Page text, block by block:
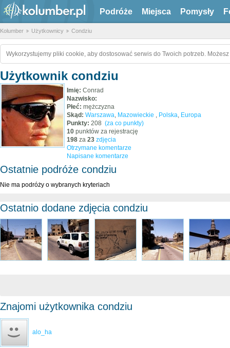
Podróże Miejsca Pomysły
Kolumber Użytkownicy Condziu
Wykorzystujemy pliki cookie, aby dostosować serwis do Twoich potrzeb.
Użytkownik condziu
Imię: Conrad
Nazwisko:
Płeć: mężczyzna
Skąd: Warszawa, Mazowieckie , Polska, Europa
Punkty: 208 (za co punkty)
10 punktów za rejestrację
198 za 23 zdjęcia
Otrzymane komentarze
Napisane komentarze
Ostatnie podróże condziu
Nie ma podróży o wybranych kryteriach
Ostatnio dodane zdjęcia condziu
Znajomi użytkownika condziu
alo_ha